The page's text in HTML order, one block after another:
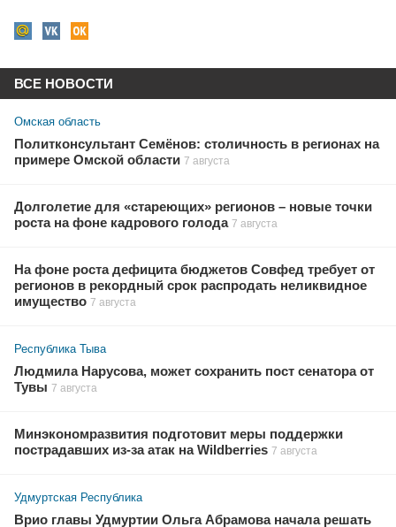
ВСЕ НОВОСТИ
Омская область
Политконсультант Семёнов: столичность в регионах на
примере Омской области 7 августа
Долголетие для «стареющих» регионов – новые точки
роста на фоне кадрового голода 7 августа
На фоне роста дефицита бюджетов Совфед требует от
регионов в рекордный срок распродать неликвидное
имущество 7 августа
Республика Тыва
Людмила Нарусова, может сохранить пост сенатора от
Тувы 7 августа
Минэкономразвития подготовит меры поддержки
пострадавших из-за атак на Wildberries 7 августа
Удмуртская Республика
Врио главы Удмуртии Ольга Абрамова начала решать